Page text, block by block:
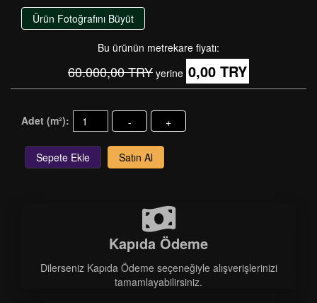
Ürün Fotoğrafını Büyüt
Bu ürünün metrekare fiyatı:
60.000,00 TRY yerine 0,00 TRY
Adet (m²): - +
Sepete Ekle Satın Al
Kapıda Ödeme
Dilerseniz Kapıda Ödeme seçeneğiyle alışverişlerinizi
tamamlayabilirsiniz.